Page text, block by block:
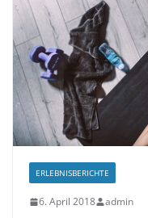
ERLEBNISBERICHTE
6. April 2018 admin